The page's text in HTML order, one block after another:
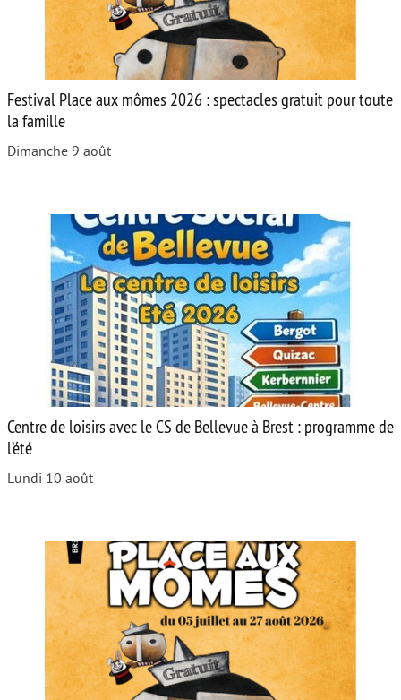
Festival Place aux mômes 2026 : spectacles gratuit pour toute
la famille
Dimanche 9 août
Centre de loisirs avec le CS de Bellevue à Brest : programme de
l’été
Lundi 10 août